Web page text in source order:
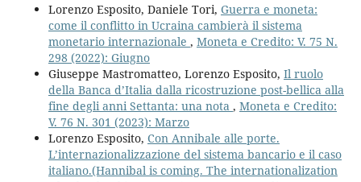
Lorenzo Esposito, Daniele Tori, Guerra e moneta:
come il conflitto in Ucraina cambierà il sistema
monetario internazionale , Moneta e Credito: V. 75 N.
298 (2022): Giugno
Giuseppe Mastromatteo, Lorenzo Esposito, Il ruolo
della Banca d’Italia dalla ricostruzione post-bellica alla
fine degli anni Settanta: una nota , Moneta e Credito:
V. 76 N. 301 (2023): Marzo
Lorenzo Esposito, Con Annibale alle porte.
L’internazionalizzazione del sistema bancario e il caso
italiano.(Hannibal is coming. The internationalization